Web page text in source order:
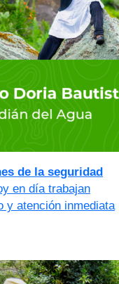
de la seguridad
en día trabajan
y atención inmediata